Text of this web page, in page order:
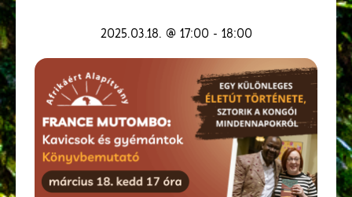
2025.03.18. @ 17:00- 18:00